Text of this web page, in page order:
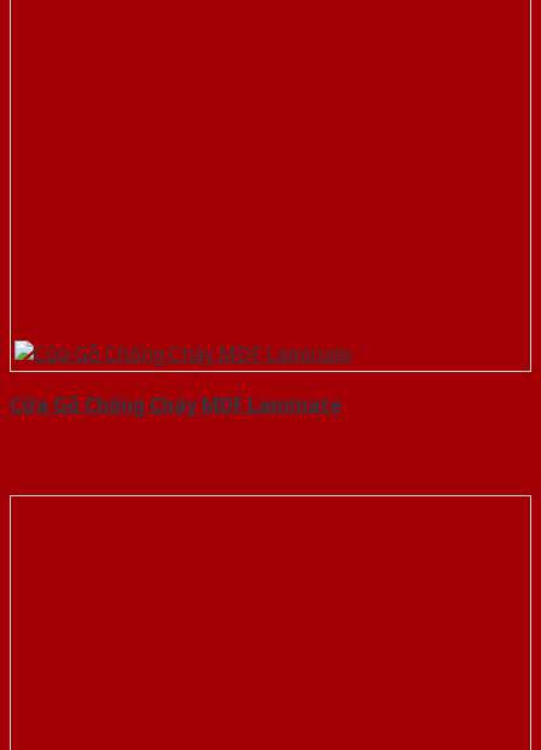
Cửa Gỗ Chống Cháy MDF Laminate